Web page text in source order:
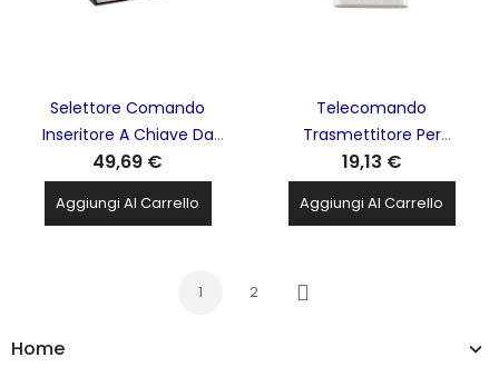
Home
Selettore Comando
Inseritore A Chiave Da
Esterno T20 Pulsante FAAC
- 401012
49,69 €
Aggiungi Al Carrello
Telecomando
Trasmettitore Per
Automazione Cancelli
Rolling Code 2 Canali XT2
433 SLH LR White FAAC -
19,13 €
Aggiungi Al Carrello
1 2
Successivo